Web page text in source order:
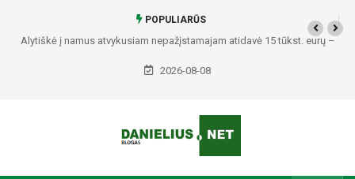
POPULIARŪS
atidavė 15 tūkst. eurų –
Policija prašo pagalbos: paviešino du
2026-08-08